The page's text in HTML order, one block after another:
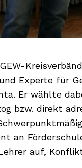
Experte für
Er wählte
bzw. direkt
an
auf,